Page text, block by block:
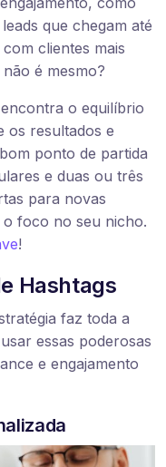
que chegam até
clientes mais
é mesmo?
o equilíbrio
os resultados e
ponto de partida
e duas ou três
para novas
foco no seu nicho.
!
Hashtags
faz toda a
essas poderosas
e engajamento